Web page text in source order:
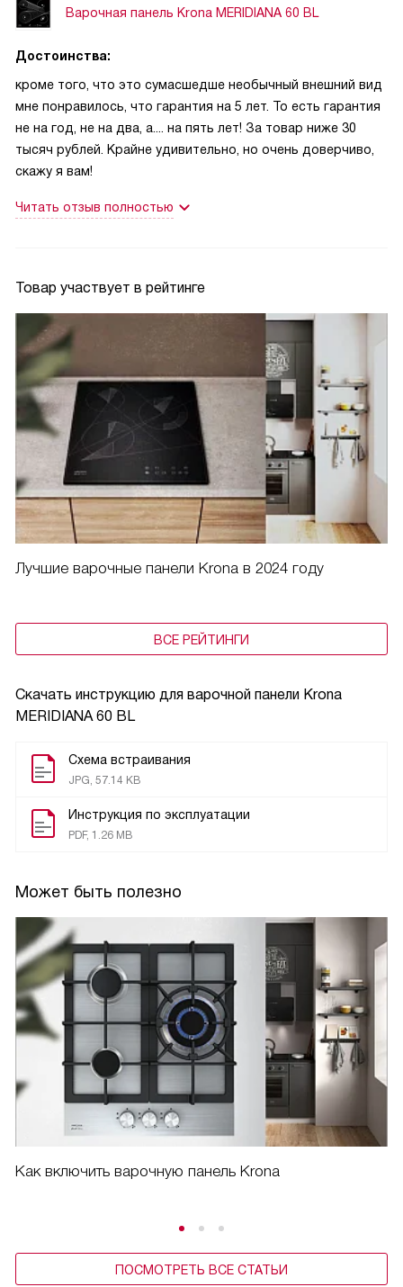
Скачать инструкцию для варочной панели Krona
MERIDIANA 60 BL
Схема встраивания
JPG, 57.14 KB
Инструкция по эксплуатации
PDF, 1.26 MB
Может быть полезно
Как включить варочную панель Krona
ПОСМОТРЕТЬ ВСЕ СТАТЬИ
Варочная панель Krona MERIDIANA 60 BL
Достоинства:
кроме того, что это сумасшедше необычный внешний вид
мне понравилось, что гарантия на 5 лет. То есть гарантия
не на год, не на два, а.... на пять лет! За товар ниже 30
тысяч рублей. Крайне удивительно, но очень доверчиво,
скажу я вам!
Читать отзыв полностью
Товар участвует в рейтинге
Лучшие варочные панели Krona в 2024 году
ВСЕ РЕЙТИНГИ